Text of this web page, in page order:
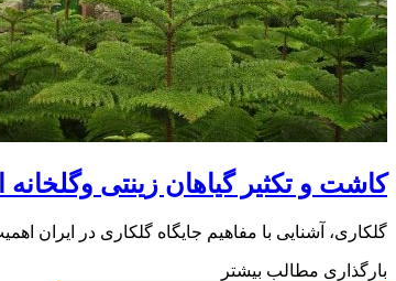
کاشت و تکثیر گیاهان زینتی وگلخانه
گلکاری، آشنایی با مفاهیم جایگاه گلکاری در ایران
بارگذاری مطالب بیشتر